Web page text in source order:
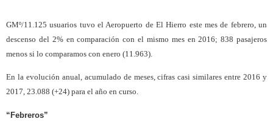
GMº/11.125 usuarios tuvo el Aeropuerto de El Hierro este mes de febrero, un
descenso del 2% en comparación con el mismo mes en 2016; 838 pasajeros
menos si lo comparamos con enero (11.963).
En la evolución anual, acumulado de meses, cifras casi similares entre 2016 y
2017, 23.088 (+24) para el año en curso.
“Febreros”